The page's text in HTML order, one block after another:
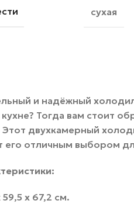
сухая
и надёжный
Тогда вам стоит
Этот двухкамерный
его отличным выбором
х 67,2 см.